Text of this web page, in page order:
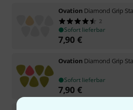
Ovation Diamond Grip
2
Sofort lieferbar
7,90 €
Ovation Diamond Grip
Sofort lieferbar
7,90 €